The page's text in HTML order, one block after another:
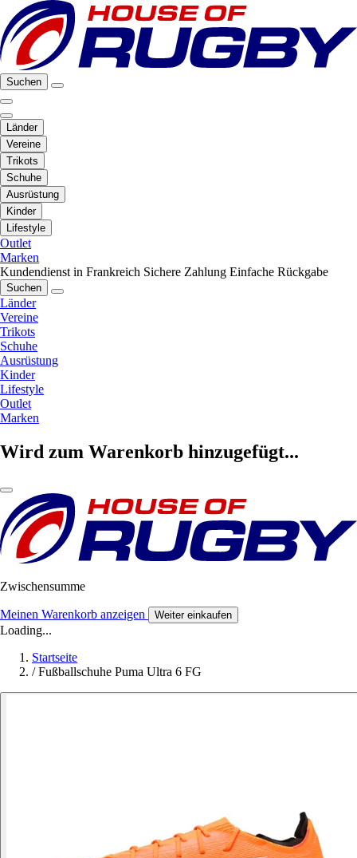
Suchen
Länder
Vereine
Trikots
Schuhe
Ausrüstung
Kinder
Lifestyle
Outlet
Marken
Kundendienst in Frankreich Sichere Zahlung Einfache Rückgabe
Suchen
Länder
Vereine
Trikots
Schuhe
Ausrüstung
Kinder
Lifestyle
Outlet
Marken
Wird zum Warenkorb hinzugefügt...
Zwischensumme
Meinen Warenkorb anzeigen Weiter einkaufen
Loading...
Startseite
/ Fußballschuhe Puma Ultra 6 FG